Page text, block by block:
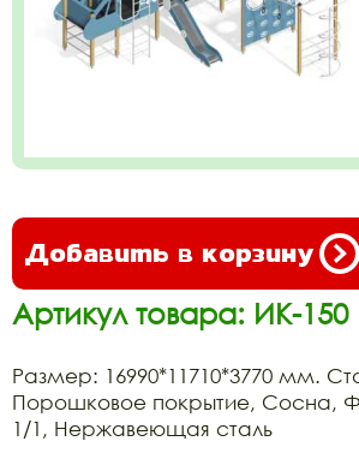
Добавить в корзину
Артикул товара: ИК-150
Размер: 16990*11710*3770 мм.
Порошковое покрытие,
1/1, Нержавеющая сталь